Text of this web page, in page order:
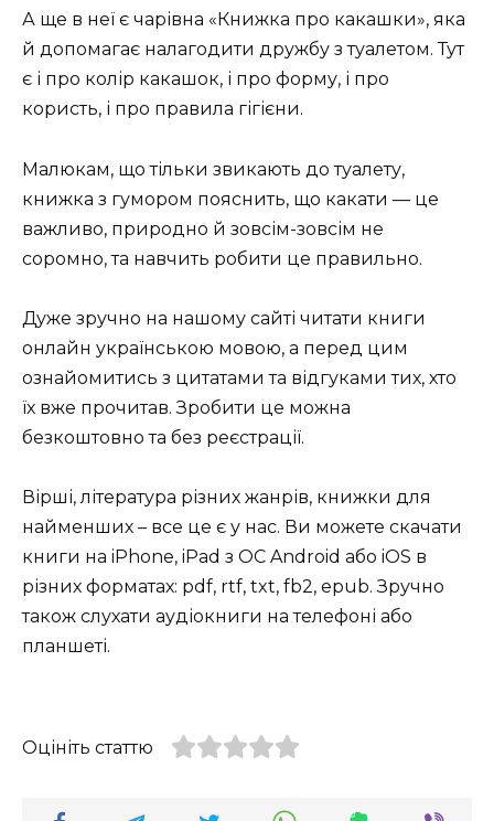
А ще в неї є чарівна «Книжка про какашки», яка
й допомагає налагодити дружбу з туалетом. Тут
є і про колір какашок, і про форму, і про
користь, і про правила гігієни.
Малюкам, що тільки звикають до туалету,
книжка з гумором пояснить, що какати — це
важливо, природно й зовсім-зовсім не
соромно, та навчить робити це правильно.
Дуже зручно на нашому сайті читати книги
онлайн українською мовою, а перед цим
ознайомитись з цитатами та відгуками тих, хто
їх вже прочитав. Зробити це можна
безкоштовно та без реєстрації.
Вірші, література різних жанрів, книжки для
найменших – все це є у нас. Ви можете скачати
книги на iPhone, iPad з ОС Android або iOS в
різних форматах: pdf, rtf, txt, fb2, epub. Зручно
також слухати аудіокниги на телефоні або
планшеті.
Оцініть статтю